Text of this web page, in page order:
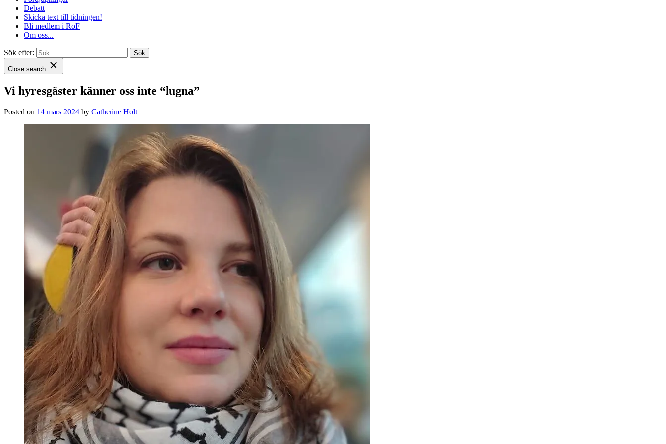
Debatt
Skicka text till tidningen!
Bli medlem i RoF
Om oss...
Sök efter:
Close search
Vi hyresgäster känner oss inte “lugna”
Posted on 14 mars 2024 by Catherine Holt